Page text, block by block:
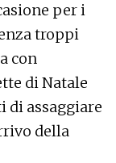
per i
troppi
con
di Natale
di assaggiare
della